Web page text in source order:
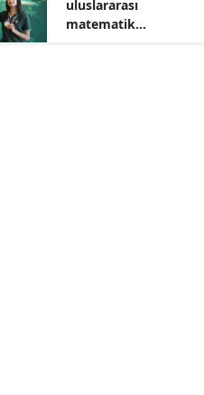
uluslararası
matematik